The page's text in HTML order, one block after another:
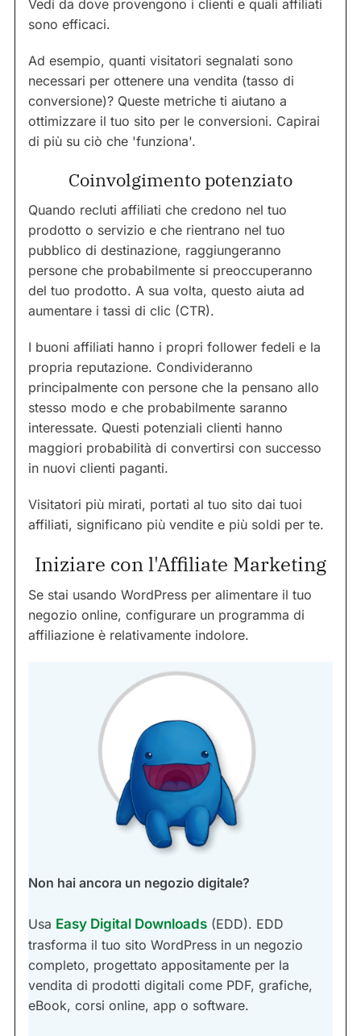
Vedi da dove provengono i clienti e quali affiliati
sono efficaci.
Ad esempio, quanti visitatori segnalati sono
necessari per ottenere una vendita (tasso di
conversione)? Queste metriche ti aiutano a
ottimizzare il tuo sito per le conversioni. Capirai
di più su ciò che 'funziona'.
Coinvolgimento potenziato
Quando recluti affiliati che credono nel tuo
prodotto o servizio e che rientrano nel tuo
pubblico di destinazione, raggiungeranno
persone che probabilmente si preoccuperanno
del tuo prodotto. A sua volta, questo aiuta ad
aumentare i tassi di clic (CTR).
I buoni affiliati hanno i propri follower fedeli e la
propria reputazione. Condivideranno
principalmente con persone che la pensano allo
stesso modo e che probabilmente saranno
interessate. Questi potenziali clienti hanno
maggiori probabilità di convertirsi con successo
in nuovi clienti paganti.
Visitatori più mirati, portati al tuo sito dai tuoi
affiliati, significano più vendite e più soldi per te.
Iniziare con l'Affiliate Marketing
Se stai usando WordPress per alimentare il tuo
negozio online, configurare un programma di
affiliazione è relativamente indolore.
Non hai ancora un negozio digitale?
Usa Easy Digital Downloads (EDD). EDD
trasforma il tuo sito WordPress in un negozio
completo, progettato appositamente per la
vendita di prodotti digitali come PDF, grafiche,
eBook, corsi online, app o software.